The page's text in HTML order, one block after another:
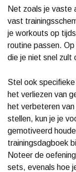
Net zoals je vaste
vast
je workouts op
routine passen.
die je niet snel zult
Stel ook
het verliezen van
het verbeteren
stellen, kun je je
gemotiveerd
trainingsdagboek
Noteer de
sets, evenals hoe